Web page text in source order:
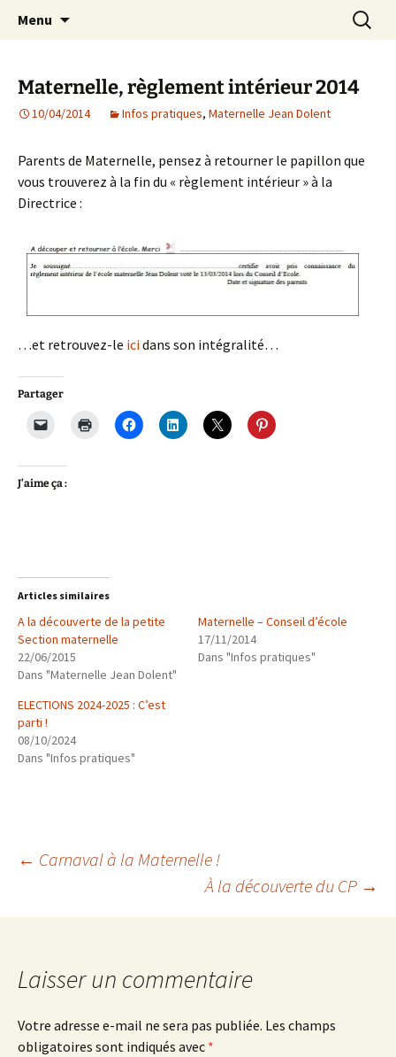
AIP Paris 14 – Association
Indépendante des Parents
d'élèves depuis 1981
Agit – s'Investit – Participe au service des
enfants du secteur scolaire Dolent-Arago-
Menu
Maternelle, règlement intérieur 2014
10/04/2014 Infos pratiques, Maternelle Jean Dolent
Parents de Maternelle, pensez à retourner le papillon que
vous trouverez à la fin du « règlement intérieur » à la
Directrice :
…et retrouvez-le icidans son intégralité…
Partager
J’aime ça :
Articles similaires
A la découverte de la petite
Section maternelle
22/06/2015
Dans "Maternelle Jean Dolent"
Maternelle – Conseil d’école
17/11/2014
Dans "Infos pratiques"
ELECTIONS 2024-2025 : C’est
parti !
08/10/2024
Dans "Infos pratiques"
Navigation
des
articles
← Carnaval à la Maternelle !
À la découverte du CP →
Laisser un commentaire
Votre adresse e-mail ne sera pas publiée. Les champs
obligatoires sont indiqués avec *